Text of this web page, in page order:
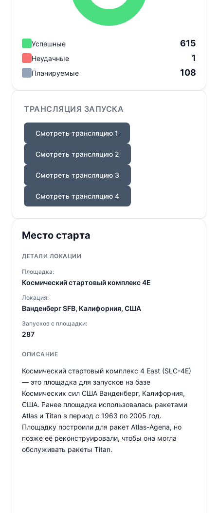
Успешные 615
Неудачные 1
Планируемые 108
ТРАНСЛЯЦИЯ ЗАПУСКА
Смотреть трансляцию 1
Смотреть трансляцию 2
Смотреть трансляцию 3
Смотреть трансляцию 4
Место старта
ДЕТАЛИ ЛОКАЦИИ
Площадка:
Космический стартовый комплекс 4E
Локация:
Ванденберг SFB, Калифорния, США
Запусков с площадки:
287
ОПИСАНИЕ
Космический стартовый комплекс 4 East (SLC-4E)
— это площадка для запусков на базе
Космических сил США Ванденберг, Калифорния,
США. Ранее площадка использовалась ракетами
Atlas и Titan в период с 1963 по 2005 год.
Площадку построили для ракет Atlas-Agena, но
позже её реконструировали, чтобы она могла
обслуживать ракеты Titan.